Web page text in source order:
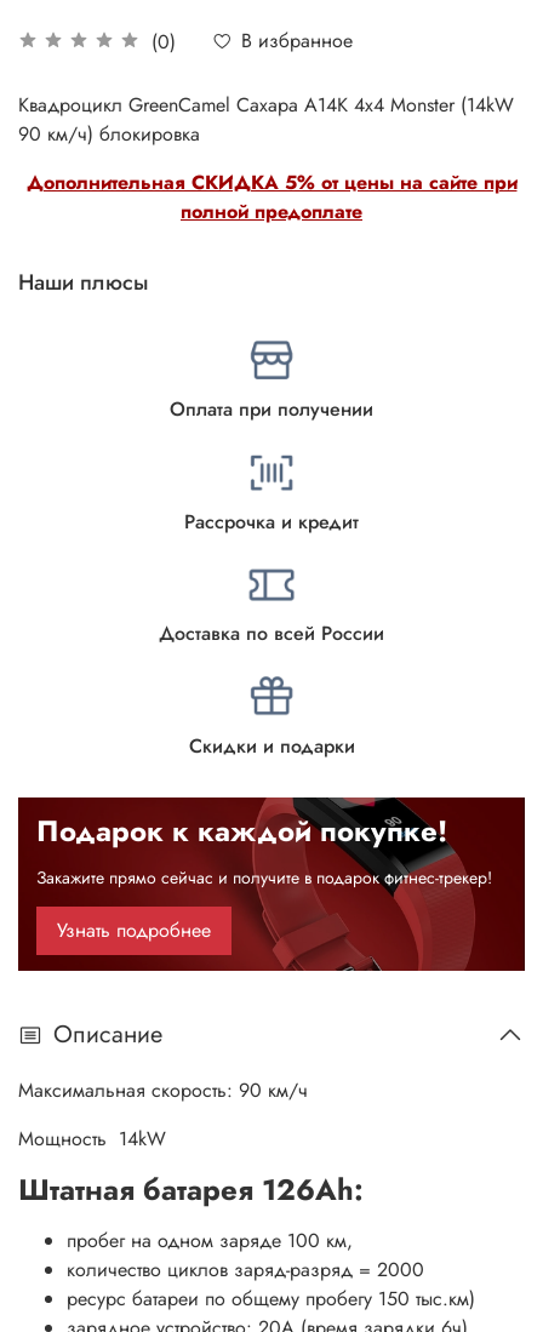
(0) В избранное
Дополнительная СКИДКА 5% от цены на сайте при
полной предоплате
Квадроцикл GreenCamel Сахара A14К 4x4 Monster (14kW
90 км/ч) блокировка
Наши плюсы
Оплата при получении
Рассрочка и кредит
Доставка по всей России
Скидки и подарки
Подарок к каждой покупке!
Закажите прямо сейчас и получите в подарок фитнес-трекер!
Узнать подробнее
Описание
Максимальная скорость: 90 км/ч
Мощность 14kW
Штатная батарея 126Ah:
пробег на одном заряде 100 км,
количество циклов заряд-разряд = 2000
ресурс батареи по общему пробегу 150 тыс.км)